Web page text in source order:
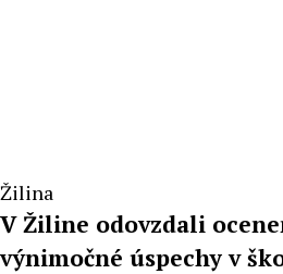
Žilina
V Žiline odovzdali
výnimočné úspechy v